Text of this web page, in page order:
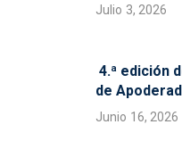
Julio 3, 2026
4.ª edición
de
Junio 16, 2026